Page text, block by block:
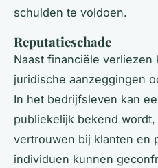
schulden te voldoen.
Reputatieschade
Naast financiële verliezen
juridische aanzeggingen
In het bedrijfsleven kan
publiekelijk bekend
vertrouwen bij klanten en
individuen kunnen